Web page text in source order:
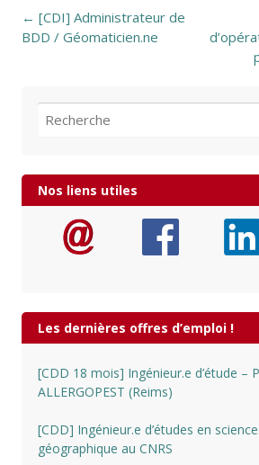
Post navigation
← [CDI] Administrateur de
BDD / Géomaticien.ne
Recherche pour:
Nos liens utiles
Les dernières offres d’emploi !
[CDD 18 mois] Ingénieur.e d’étude –
ALLERGOPEST (Reims)
[CDD] Ingénieur.e d’études en
géographique au CNRS